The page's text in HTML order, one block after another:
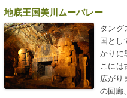
地底王国美川ムーバレー
タング
国とし
かりに
こには
広がり
の回廊